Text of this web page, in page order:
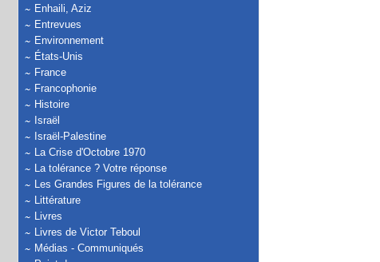
Enhaili, Aziz
Entrevues
Environnement
États-Unis
France
Francophonie
Histoire
Israël
Israël-Palestine
La Crise d'Octobre 1970
La tolérance ? Votre réponse
Les Grandes Figures de la tolérance
Littérature
Livres
Livres de Victor Teboul
Médias - Communiqués